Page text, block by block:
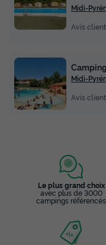
Midi-
Avis
Midi-
Avis
Le plus grand choix
avec plus de 3000
campings référencés